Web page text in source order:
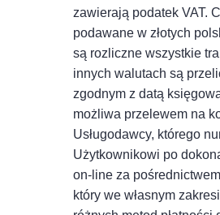
zawierają podatek VAT.
podawane w złotych
są rozliczne wszystkie
innych walutach są
zgodnym z datą
możliwa przelewem na
Usługodawcy, którego
Użytkownikowi po
on-line za
który we własnym